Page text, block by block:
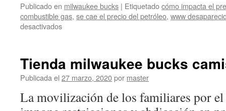
Publicado en milwaukee bucks | Etiquetadocómo impacta el
combustible gas, se cae el precio del petróleo, www
desactivadosen
milwaukee
bucks
Tienda milwaukee bucks
Publicada el 27 marzo, 2020por master
La movilización de los familiares por